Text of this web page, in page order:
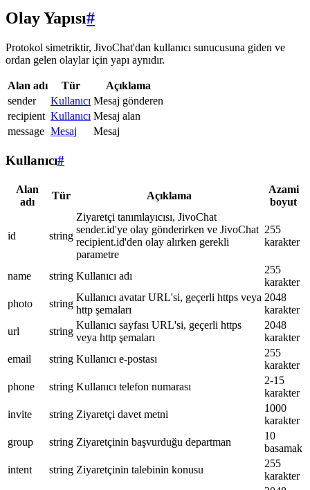
Olay Yapısı#
Protokol simetriktir, JivoChat'dan kullanıcı sunucusuna giden ve
ordan gelen olaylar için yapı aynıdır.
Alan adı Tür
Açıklama
sender
Kullanıcı Mesaj gönderen
recipient Kullanıcı Mesaj alan
message Mesaj Mesaj
Kullanıcı#
Alan
adı
Tür Açıklama
Azami
boyut
id string
Ziyaretçi tanımlayıcısı, JivoChat
sender.id'ye olay gönderirken ve JivoChat
recipient.id'den olay alırken gerekli
parametre
255
karakter
name string Kullanıcı adı
255
karakter
photo
string
Kullanıcı avatar URL'si, geçerli https veya
http şemaları
2048
karakter
url
string
Kullanıcı sayfası URL'si, geçerli https
veya http şemaları
2048
karakter
email
string Kullanıcı e-postası
255
karakter
phone
string Kullanıcı telefon numarası
2-15
karakter
invite
string Ziyaretçi davet metni
1000
karakter
group
string Ziyaretçinin başvurduğu departman
10
basamak
intent
string Ziyaretçinin talebinin konusu
255
karakter